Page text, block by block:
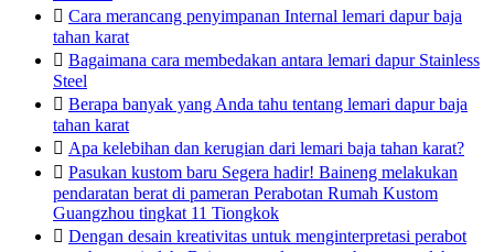
 Cara merancang penyimpanan Internal lemari dapur baja
tahan karat
 Bagaimana cara membedakan antara lemari dapur Stainless
Steel
 Berapa banyak yang Anda tahu tentang lemari dapur baja
tahan karat
 Apa kelebihan dan kerugian dari lemari baja tahan karat?
 Pasukan kustom baru Segera hadir! Baineng melakukan
pendaratan berat di pameran Perabotan Rumah Kustom
Guangzhou tingkat 11 Tiongkok
 Dengan desain kreativitas untuk menginterpretasi perabot